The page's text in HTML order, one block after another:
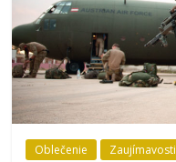
Oblečenie Zaujímavosti